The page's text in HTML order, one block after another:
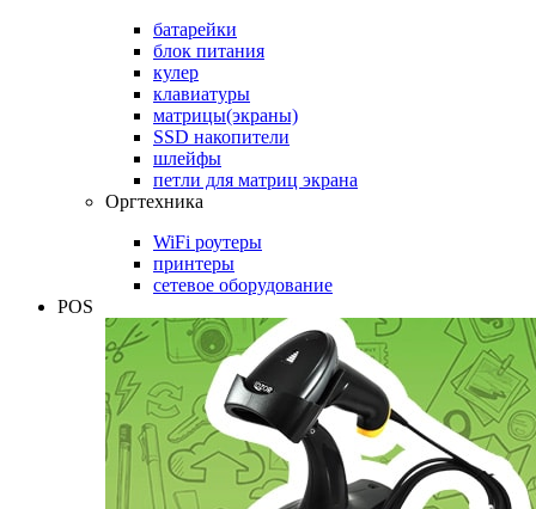
батарейки
блок питания
кулер
клавиатуры
матрицы(экраны)
SSD накопители
шлейфы
петли для матриц экрана
Оргтехника
WiFi роутеры
принтеры
сетевое оборудование
POS